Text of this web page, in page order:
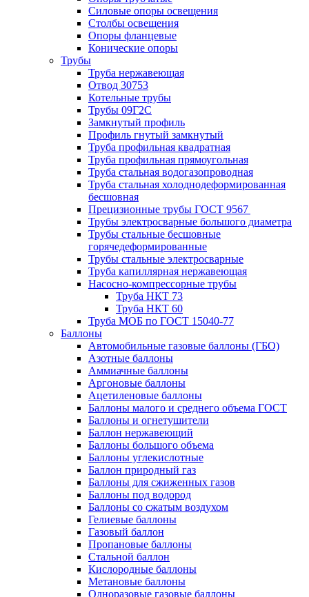
Силовые опоры освещения
Столбы освещения
Опоры фланцевые
Конические опоры
Трубы
Труба нержавеющая
Отвод 30753
Котельные трубы
Трубы 09Г2С
Замкнутый профиль
Профиль гнутый замкнутый
Труба профильная квадратная
Труба профильная прямоугольная
Труба стальная водогазопроводная
Труба стальная холоднодеформированная
бесшовная
Прецизионные трубы ГОСТ 9567
Трубы электросварные большого диаметра
Трубы стальные бесшовные
горячедеформированные
Трубы стальные электросварные
Труба капиллярная нержавеющая
Насосно-компрессорные трубы
Труба НКТ 73
Труба НКТ 60
Труба МОБ по ГОСТ 15040-77
Баллоны
Автомобильные газовые баллоны (ГБО)
Азотные баллоны
Аммиачные баллоны
Аргоновые баллоны
Ацетиленовые баллоны
Баллоны малого и среднего объема ГОСТ
Баллоны и огнетушители
Баллон нержавеющий
Баллоны большого объема
Баллоны углекислотные
Баллон природный газ
Баллоны для сжиженных газов
Баллоны под водород
Баллоны со сжатым воздухом
Гелиевые баллоны
Газовый баллон
Пропановые баллоны
Стальной баллон
Кислородные баллоны
Метановые баллоны
Одноразовые газовые баллоны